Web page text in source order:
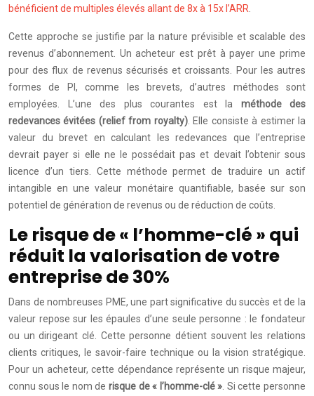
bénéficient de multiples élevés allant de 8x à 15x l’ARR
Cette approche se justifie par la nature prévisible et scalable des
revenus d’abonnement. Un acheteur est prêt à payer une prime
pour des flux de revenus sécurisés et croissants. Pour les autres
formes de PI, comme les brevets, d’autres méthodes sont
employées. L’une des plus courantes est la méthode des
redevances évitées (relief from royalty). Elle consiste à estimer la
valeur du brevet en calculant les redevances que l’entreprise
devrait payer si elle ne le possédait pas et devait l’obtenir sous
licence d’un tiers. Cette méthode permet de traduire un actif
intangible en une valeur monétaire quantifiable, basée sur son
potentiel de génération de revenus ou de réduction de coûts.
Le risque de « l’homme-clé » qui
réduit la valorisation de votre
entreprise de 30%
Dans de nombreuses PME, une part significative du succès et de la
valeur repose sur les épaules d’une seule personne : le fondateur
ou un dirigeant clé. Cette personne détient souvent les relations
clients critiques, le savoir-faire technique ou la vision stratégique.
Pour un acheteur, cette dépendance représente un risque majeur,
connu sous le nom de risque de « l’homme-clé » . Si cette personne